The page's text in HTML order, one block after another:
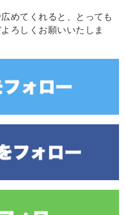
めてくれると、とっても
ろしくお願いいたしま